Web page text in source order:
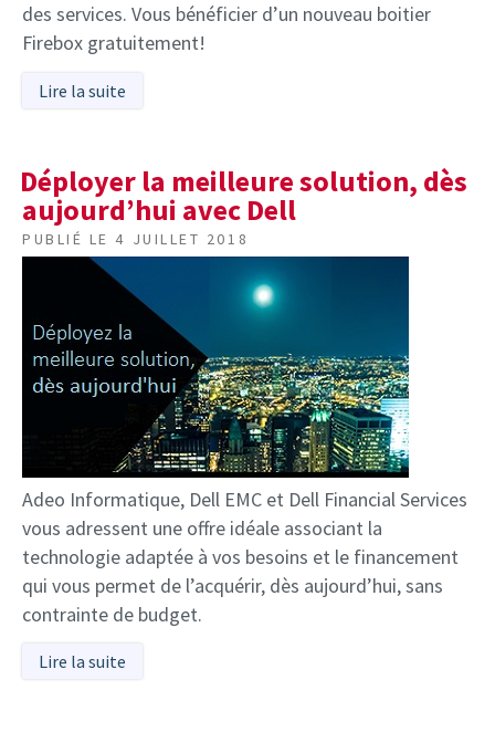
des services. Vous bénéficier d’un nouveau boitier
Firebox gratuitement!
Lire la suite
Déployer la meilleure solution, dès
aujourd’hui avec Dell
PUBLIÉ LE 4 JUILLET 2018
Adeo Informatique, Dell EMC et Dell Financial Services
vous adressent une offre idéale associant la
technologie adaptée à vos besoins et le financement
qui vous permet de l’acquérir, dès aujourd’hui, sans
contrainte de budget.
Lire la suite